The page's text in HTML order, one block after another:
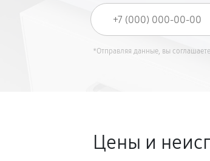
*Отправляя данные, вы
Цены и